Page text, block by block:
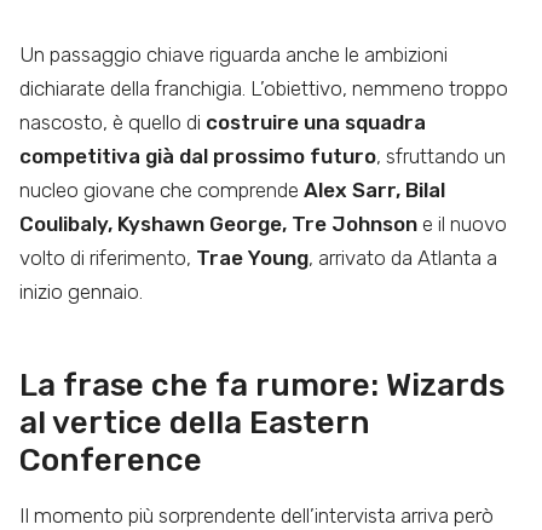
Un passaggio chiave riguarda anche le ambizioni
dichiarate della franchigia. L’obiettivo, nemmeno troppo
nascosto, è quello di costruire una squadra
competitiva già dal prossimo futuro, sfruttando un
nucleo giovane che comprende Alex Sarr, Bilal
Coulibaly, Kyshawn George, Tre Johnson e il nuovo
volto di riferimento, Trae Young, arrivato da Atlanta a
inizio gennaio.
La frase che fa rumore: Wizards
al vertice della Eastern
Conference
Il momento più sorprendente dell’intervista arriva però